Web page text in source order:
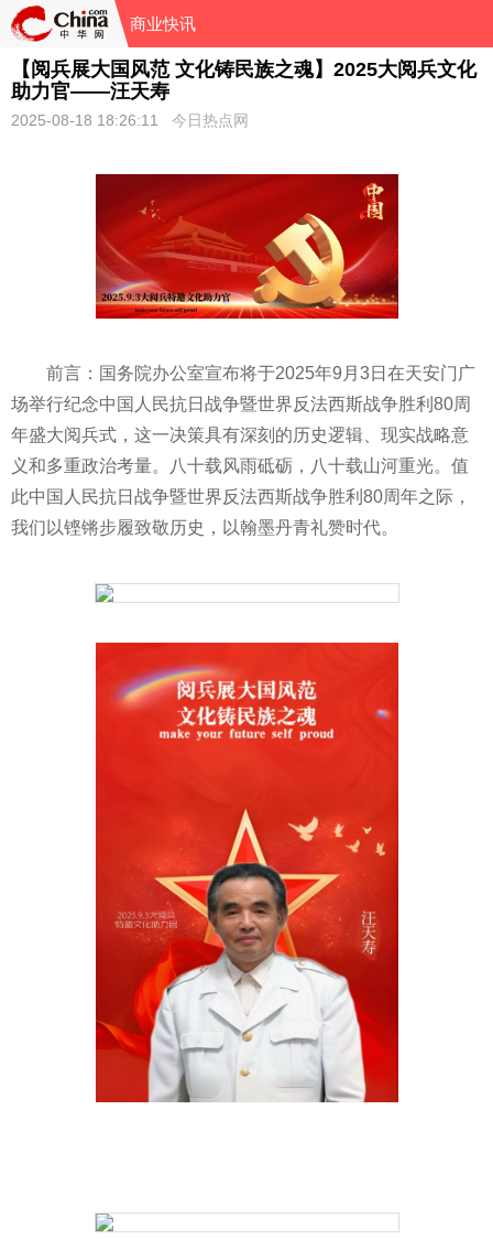
商业快讯
【阅兵展大国风范 文化铸民族之魂】2025大阅兵文化
助力官——汪天寿
2025-08-18 18:26:11 今日热点网
前言：国务院办公室宣布将于2025年9月3日在天安门广
场举行纪念中国人民抗日战争暨世界反法西斯战争胜利80周
年盛大阅兵式，这一决策具有深刻的历史逻辑、现实战略意
义和多重政治考量。八十载风雨砥砺，八十载山河重光。值
此中国人民抗日战争暨世界反法西斯战争胜利80周年之际，
我们以铿锵步履致敬历史，以翰墨丹青礼赞时代。